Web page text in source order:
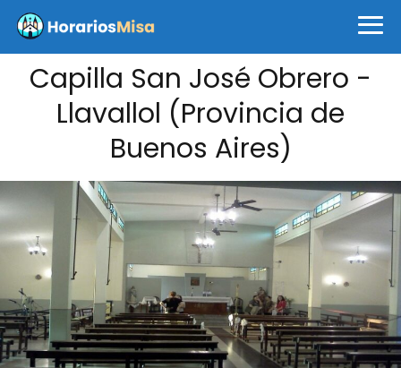
Capilla San José Obrero -
Llavallol (Provincia de
Buenos Aires)